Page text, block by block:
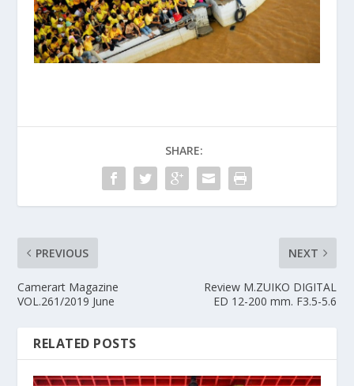
SHARE:
PREVIOUS
Camerart Magazine
VOL.261/2019 June
NEXT
Review M.ZUIKO DIGITAL
ED 12-200 mm. F3.5-5.6
RELATED POSTS